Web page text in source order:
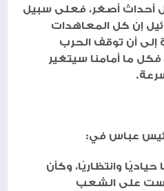
أصغر، فعلى سبيل
إن كل المعاهدات
إلى أن توقف الحرب
ما أمامنا سيتغير
عباس في:
وانتظاريًا، وكأن
على الشعب